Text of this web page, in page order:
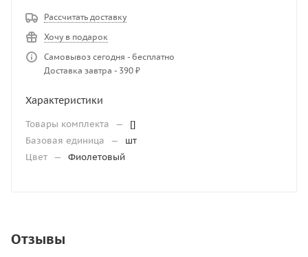
Рассчитать доставку
Хочу в подарок
Самовывоз сегодня - бесплатно
Доставка завтра - 390 ₽
Характеристики
Товары комплекта —
[]
Базовая единица
—
шт
Цвет — Фиолетовый
Отзывы